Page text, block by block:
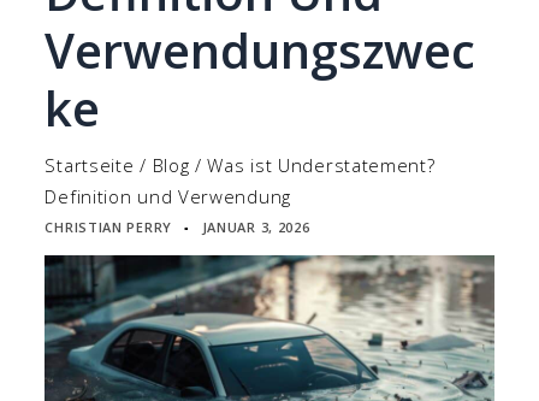
Verwendungszwec
Ke
Startseite / Blog /Was ist Understatement?
Definition und Verwendung
CHRISTIAN PERRY ▪ JANUAR 3, 2026